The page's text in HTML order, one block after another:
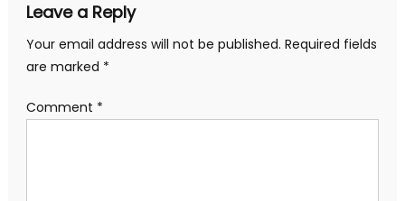
Leave a Reply
Your email address will not be published. Required fields
are marked *
Comment *